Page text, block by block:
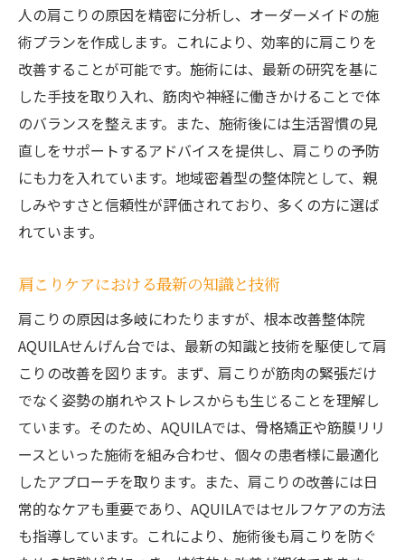
人の肩こりの原因を精密に分析し、オーダーメイドの施
術プランを作成します。これにより、効率的に肩こりを
改善することが可能です。施術には、最新の研究を基に
した手技を取り入れ、筋肉や神経に働きかけることで体
のバランスを整えます。また、施術後には生活習慣の見
直しをサポートするアドバイスを提供し、肩こりの予防
にも力を入れています。地域密着型の整体院として、親
しみやすさと信頼性が評価されており、多くの方に選ば
れています。
肩こりケアにおける最新の知識と技術
肩こりの原因は多岐にわたりますが、根本改善整体院
AQUILAせんげん台では、最新の知識と技術を駆使して肩
こりの改善を図ります。まず、肩こりが筋肉の緊張だけ
でなく姿勢の崩れやストレスからも生じることを理解し
ています。そのため、AQUILAでは、骨格矯正や筋膜リリ
ースといった施術を組み合わせ、個々の患者様に最適化
したアプローチを取ります。また、肩こりの改善には日
常的なケアも重要であり、AQUILAではセルフケアの方法
も指導しています。これにより、施術後も肩こりを防ぐ